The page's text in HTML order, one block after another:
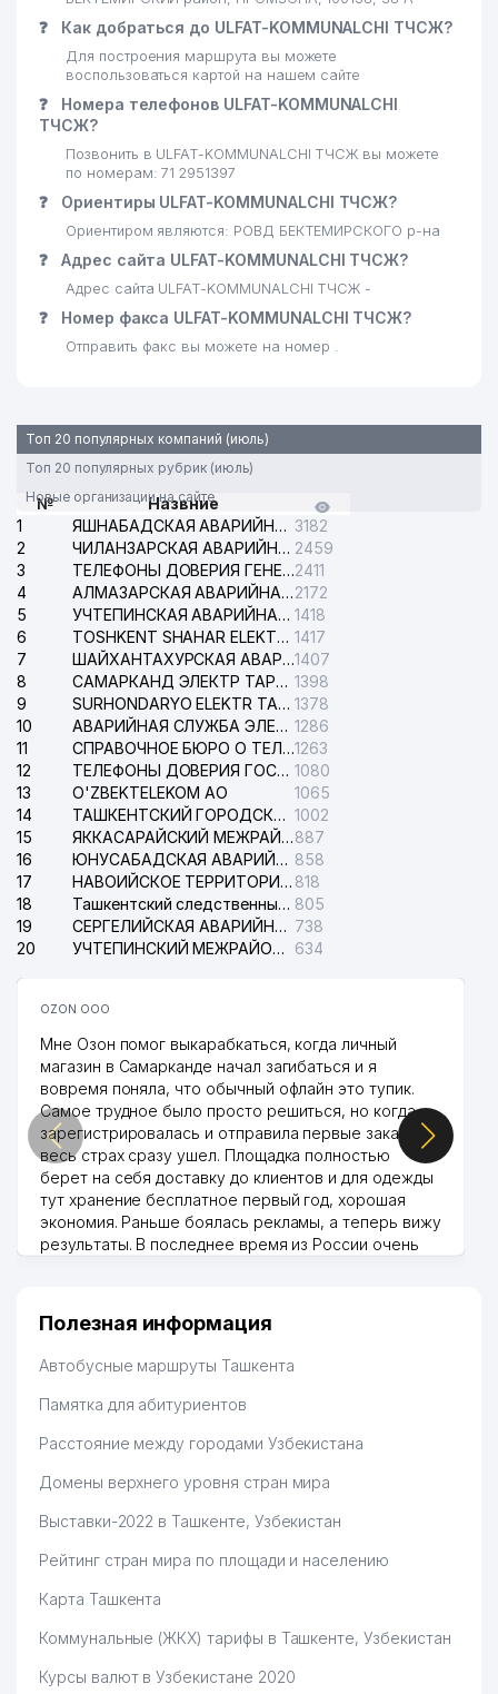
❓ Как добраться до ULFAT-KOMMUNALCHI ТЧСЖ?
Для построения маршрута вы можете
воспользоваться картой на нашем сайте
❓
Номера телефонов ULFAT-KOMMUNALCHI
ТЧСЖ?
Позвонить в ULFAT-KOMMUNALCHI ТЧСЖ вы можете
по номерам: 71 2951397
❓ Ориентиры ULFAT-KOMMUNALCHI ТЧСЖ?
Ориентиром являются: РОВД БЕКТЕМИРСКОГО р-на
❓ Адрес сайта ULFAT-KOMMUNALCHI ТЧСЖ?
Адрес сайта ULFAT-KOMMUNALCHI ТЧСЖ -
❓ Номер факса ULFAT-KOMMUNALCHI ТЧСЖ?
Отправить факс вы можете на номер .
Топ 20 популярных компаний (июль)
Топ 20 популярных рубрик (июль)
Новые организации на сайте
№
Назвние
1
ЯШНАБАДСКАЯ АВАРИЙНАЯ СЛУЖБА ЭЛЕКТРОСЕТИ 3182
2
ЧИЛАНЗАРСКАЯ АВАРИЙНАЯ СЛУЖБА ЭЛЕКТРОСЕТИ 2459
3
ТЕЛЕФОНЫ ДОВЕРИЯ ГЕНЕРАЛЬНОЙ ПРОКУРАТУРЫ РЕСПУБЛИКИ УЗБЕКИСТАН2411
4
АЛМАЗАРСКАЯ АВАРИЙНАЯ СЛУЖБА ЭЛЕКТРОСЕТИ2172
5
УЧТЕПИНСКАЯ АВАРИЙНАЯ СЛУЖБА ЭЛЕКТРОСЕТИ 1418
6
TOSHKENT SHAHAR ELEKTR TARMOQLARI KORXONASI АО 1417
7
ШАЙХАНТАХУРСКАЯ АВАРИЙНАЯ СЛУЖБА ЭЛЕКТРОСЕТИ1407
8
САМАРКАНД ЭЛЕКТР ТАРМОКЛАРИ АО 1398
9
SURHONDARYO ELEKTR TARMOKLARI АО 1378
10
АВАРИЙНАЯ СЛУЖБА ЭЛЕКТРОСЕТИ ТАШКЕНТСКОГО РАЙОНА 1286
11
СПРАВОЧНОЕ БЮРО О ТЕЛЕФОНАХ ОРГАНИЗАЦИЙ г. ТАШКЕНТА1263
12
ТЕЛЕФОНЫ ДОВЕРИЯ ГОСУДАРСТВЕННОГО ЦЕНТРА ТЕСТИРОВАНИЯ 1080
13
O'ZBEKTELEKOM АО
1065
14
ТАШКЕНТСКИЙ ГОРОДСКОЙ СУД ПО ГРАЖДАНСКИМ ДЕЛАМ 1002
15
ЯККАСАРАЙСКИЙ МЕЖРАЙОННЫЙ СУД ПО ГРАЖДАНСКИМ ДЕЛАМ887
16
ЮНУСАБАДСКАЯ АВАРИЙНАЯ СЛУЖБА ЭЛЕКТРОСЕТИ 858
17
НАВОИЙСКОЕ ТЕРРИТОРИАЛЬНОЕ ПРЕДПРИЯТИЕ ЭЛЕКТРОСЕТИ АО 818
18
Ташкентский следственный изолятор 805
19
СЕРГЕЛИЙСКАЯ АВАРИЙНАЯ СЛУЖБА ЭЛЕКТРОСЕТИ 738
20
УЧТЕПИНСКИЙ МЕЖРАЙОННЫЙ СУД ПО ГРАЖДАНСКИМ ДЕЛАМ 634
OZON ООО
Мне Озон помог выкарабкаться, когда личный
магазин в Самарканде начал загибаться и я
вовремя поняла, что обычный офлайн это тупик.
Самое трудное было просто решиться, но когда
зарегистрировалась и отправила первые заказы,
весь страх сразу ушел. Площадка полностью
берет на себя доставку до клиентов и для одежды
тут хранение бесплатное первый год, хорошая
экономия. Раньше боялась рекламы, а теперь вижу
результаты. В последнее время из России очень
Hamida 03.08.2026 12:45:39
Полезная информация
Автобусные маршруты Ташкента
Памятка для абитуриентов
Расстояние между городами Узбекистана
Домены верхнего уровня стран мира
Выставки-2022 в Ташкенте, Узбекистан
Рейтинг стран мира по площади и населению
Карта Ташкента
Коммунальные (ЖКХ) тарифы в Ташкенте, Узбекистан
Курсы валют в Узбекистане 2020